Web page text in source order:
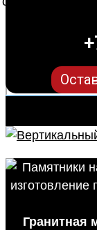
Гранитная